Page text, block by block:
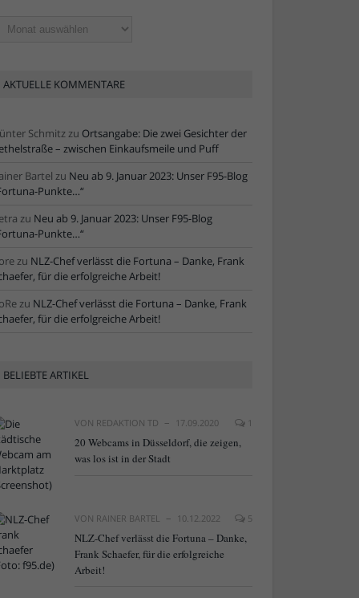
AKTUELLE KOMMENTARE
Schmitzzu Ortsangabe: Die zwei Gesichter der
– zwischen Einkaufsmeile und Puff
Bartel zu Neu ab 9. Januar 2023: Unser F95-Blog
Punkte…“
zu Neu ab 9. Januar 2023: Unser F95-Blog
Punkte…“
zu NLZ-Chef verlässt die Fortuna – Danke, Frank
für die erfolgreiche Arbeit!
zu NLZ-Chef verlässt die Fortuna – Danke, Frank
für die erfolgreiche Arbeit!
BELIEBTE ARTIKEL
VON REDAKTION TD 17.09.2020 1
20 Webcams in Düsseldorf, die zeigen,
was los ist in der Stadt
VON RAINER BARTEL 10.12.2022 5
NLZ-Chef verlässt die Fortuna – Danke,
Frank Schaefer, für die erfolgreiche
Arbeit!